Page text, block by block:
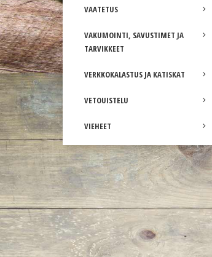
VAATETUS
VAKUMOINTI, SAVUSTIMET JA
TARVIKKEET
VERKKOKALASTUS JA KATISKAT
VETOUISTELU
VIEHEET